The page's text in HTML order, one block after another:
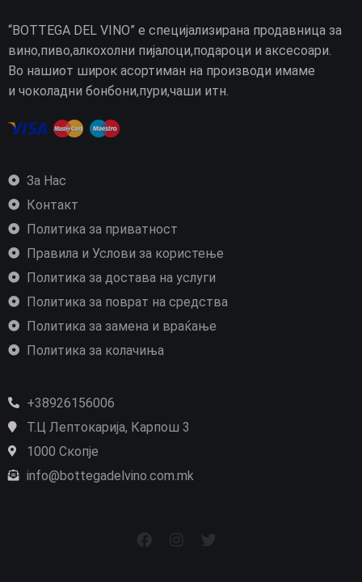
“BOTTEGA DEL VINO” е специјализирана продавница за
вино,пиво,алкохолни пијалоци,подароци и аксесоари.
Во нашиот широк асортиман на производи имаме
и чоколадни бонбони,пури,чаши итн.
За Нас
Контакт
Политика за приватност
Правила и Услови за користење
Политика за достава на услуги
Политика за поврат на средства
Политика за замена и враќање
Политика за колачиња
+38926156006
Т.Ц Лептокарија, Карпош 3
1000 Скопје
info@bottegadelvino.com.mk